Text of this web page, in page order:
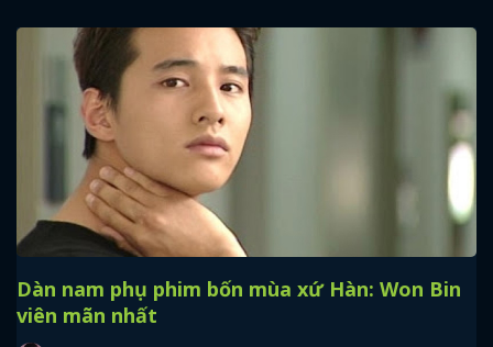
Dàn nam phụ phim bốn mùa xứ Hàn: Won Bin
viên mãn nhất